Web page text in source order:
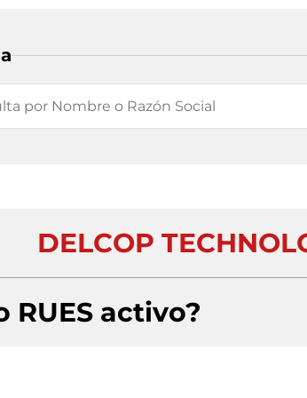
DELCOP
RUES activo?